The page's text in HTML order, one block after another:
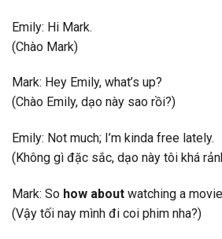
Emily: Hi Mark.
(Chào Mark)
Mark: Hey Emily, what’s up?
(Chào Emily, dạo này sao rồi?)
Emily: Not much; I’m kinda free lately.
(Không gì đặc sắc, dạo này tôi khá
Mark: So how about watching a
(Vậy tối nay mình đi coi phim nha?)